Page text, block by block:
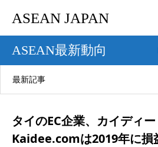
ASEAN JAPAN
ASEAN最新動向
最新記事
タイのEC企業、カイディ
Kaidee.comは2019年に損